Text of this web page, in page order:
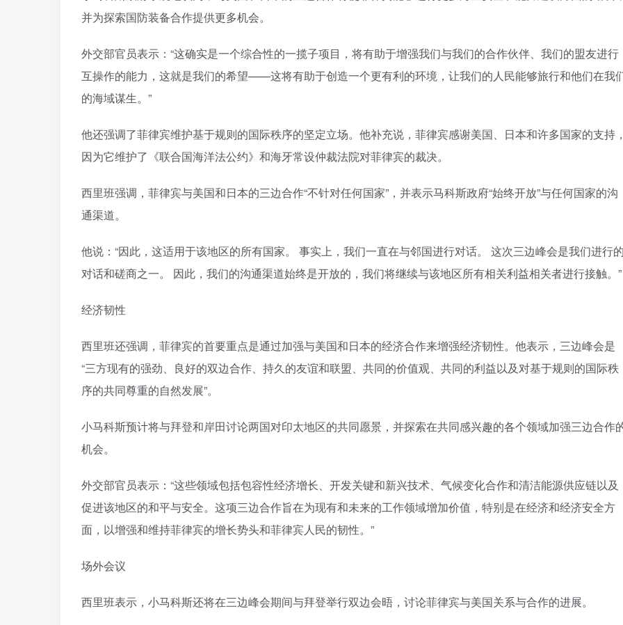
并为探索国防装备合作提供更多机会。
外交部官员表示：“这确实是一个综合性的一揽子项目，将有助于增强我们与我们的合作伙伴、我们的盟友进行
互操作的能力，这就是我们的希望——这将有助于创造一个更有利的环境，让我们的人民能够旅行和他们在我
的海域谋生。”
他还强调了菲律宾维护基于规则的国际秩序的坚定立场。他补充说，菲律宾感谢美国、日本和许多国家的支持
因为它维护了《联合国海洋法公约》和海牙常设仲裁法院对菲律宾的裁决。
西里班强调，菲律宾与美国和日本的三边合作“不针对任何国家”，并表示马科斯政府“始终开放”与任何国家的沟
通渠道。
他说：“因此，这适用于该地区的所有国家。 事实上，我们一直在与邻国进行对话。 这次三边峰会是我们进行
对话和磋商之一。 因此，我们的沟通渠道始终是开放的，我们将继续与该地区所有相关利益相关者进行接触。”
经济韧性
西里班还强调，菲律宾的首要重点是通过加强与美国和日本的经济合作来增强经济韧性。他表示，三边峰会是
“三方现有的强劲、良好的双边合作、持久的友谊和联盟、共同的价值观、共同的利益以及对基于规则的国际秩
序的共同尊重的自然发展”。
小马科斯预计将与拜登和岸田讨论两国对印太地区的共同愿景，并探索在共同感兴趣的各个领域加强三边合作
机会。
外交部官员表示：“这些领域包括包容性经济增长、开发关键和新兴技术、气候变化合作和清洁能源供应链以及
促进该地区的和平与安全。这项三边合作旨在为现有和未来的工作领域增加价值，特别是在经济和经济安全方
面，以增强和维持菲律宾的增长势头和菲律宾人民的韧性。”
场外会议
西里班表示，小马科斯还将在三边峰会期间与拜登举行双边会晤，讨论菲律宾与美国关系与合作的进展。